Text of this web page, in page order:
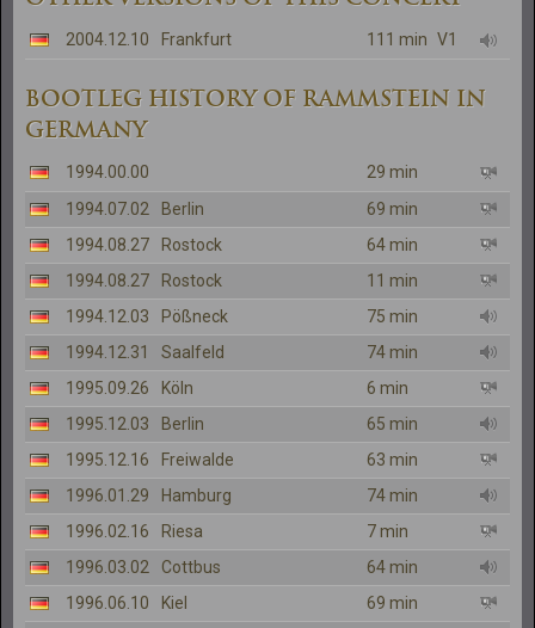
2004.12.10 Frankfurt 111 min V1
BOOTLEG HISTORY OF RAMMSTEIN IN
GERMANY
1994.00.00
29 min
1994.07.02
Berlin
69 min
1994.08.27
Rostock
64 min
1994.08.27
Rostock
11 min
1994.12.03
Pößneck
75 min
1994.12.31
Saalfeld
74 min
1995.09.26
Köln
6 min
1995.12.03
Berlin
65 min
1995.12.16
Freiwalde
63 min
1996.01.29
Hamburg
74 min
1996.02.16
Riesa
7 min
1996.03.02
Cottbus
64 min
1996.06.10
Kiel
69 min